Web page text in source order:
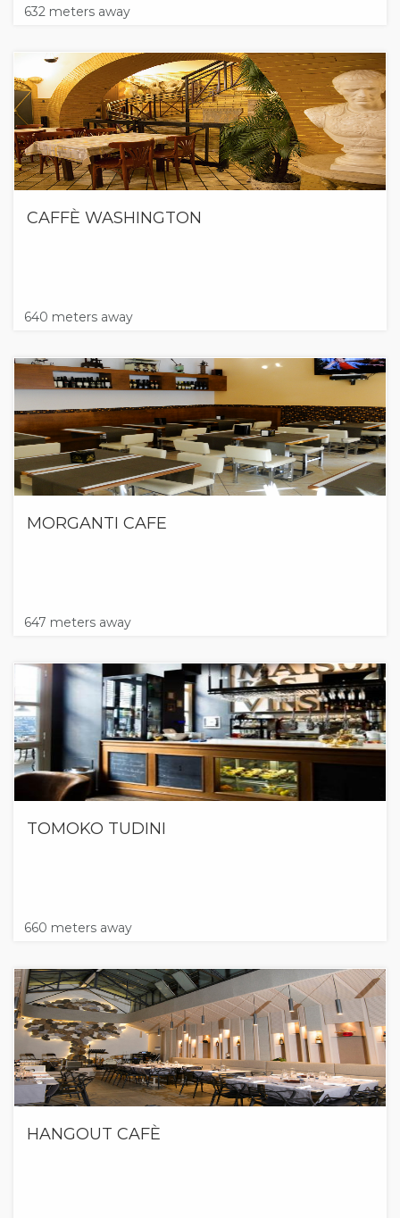
632 meters away
CAFFÈ WASHINGTON
640 meters away
MORGANTI CAFE
647 meters away
TOMOKO TUDINI
660 meters away
HANGOUT CAFÈ